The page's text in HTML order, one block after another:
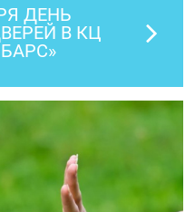
ДЕНЬ
В КЦ